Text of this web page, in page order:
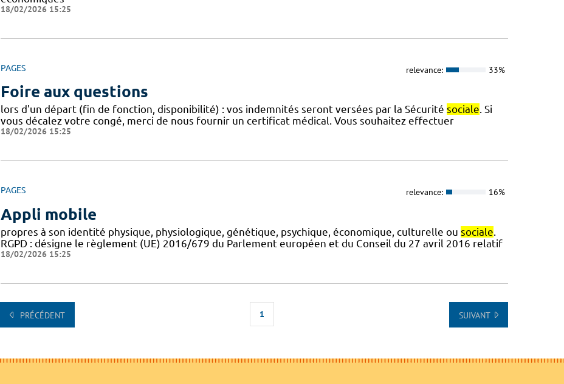
18/02/2026 15:25
PAGES relevance: 33%
Foire aux questions
lors d'un départ (fin de fonction, disponibilité) : vos indemnités seront versées par la Sécurité sociale. Si
vous décalez votre congé, merci de nous fournir un certificat médical. Vous souhaitez effectuer
18/02/2026 15:25
PAGES relevance: 16%
Appli mobile
propres à son identité physique, physiologique, génétique, psychique, économique, culturelle ou sociale.
RGPD : désigne le règlement (UE) 2016/679 du Parlement européen et du Conseil du 27 avril 2016 relatif
18/02/2026 15:25
PRÉCÉDENT 1 SUIVANT